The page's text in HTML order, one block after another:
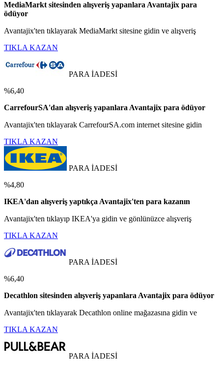
MediaMarkt sitesinden alışveriş yapanlara Avantajix para
ödüyor
Avantajix'ten tıklayarak MediaMarkt sitesine gidin ve alışveriş
TIKLA KAZAN
PARA İADESİ
%6,40
CarrefourSA'dan alışveriş yapanlara Avantajix para ödüyor
Avantajix'ten tıklayarak CarrefourSA.com internet sitesine gidin
TIKLA KAZAN
PARA İADESİ
%4,80
IKEA'dan alışveriş yaptıkça Avantajix'ten para kazanın
Avantajix'ten tıklayıp IKEA'ya gidin ve gönlünüzce alışveriş
TIKLA KAZAN
PARA İADESİ
%6,40
Decathlon sitesinden alışveriş yapanlara Avantajix para ödüyor
Avantajix'ten tıklayarak Decathlon online mağazasına gidin ve
TIKLA KAZAN
PARA İADESİ